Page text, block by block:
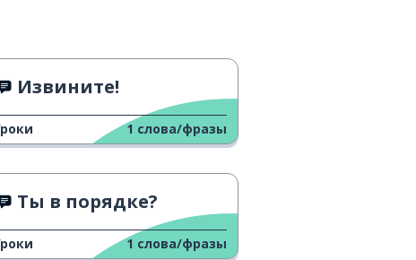
Извините!
1 слова/фразы
Ты в порядке?
1 слова/фразы